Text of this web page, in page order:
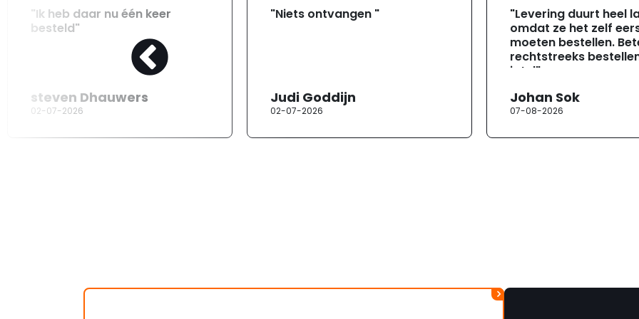
"Ik heb daar nu één keer
besteld"
steven Dhauwers
02-07-2026
"Niets ontvangen "
Judi Goddijn
02-07-2026
"Levering duurt heel
omdat ze het zelf
moeten bestellen.
rechtstreeks
jotul"
Johan Sok
07-08-2026